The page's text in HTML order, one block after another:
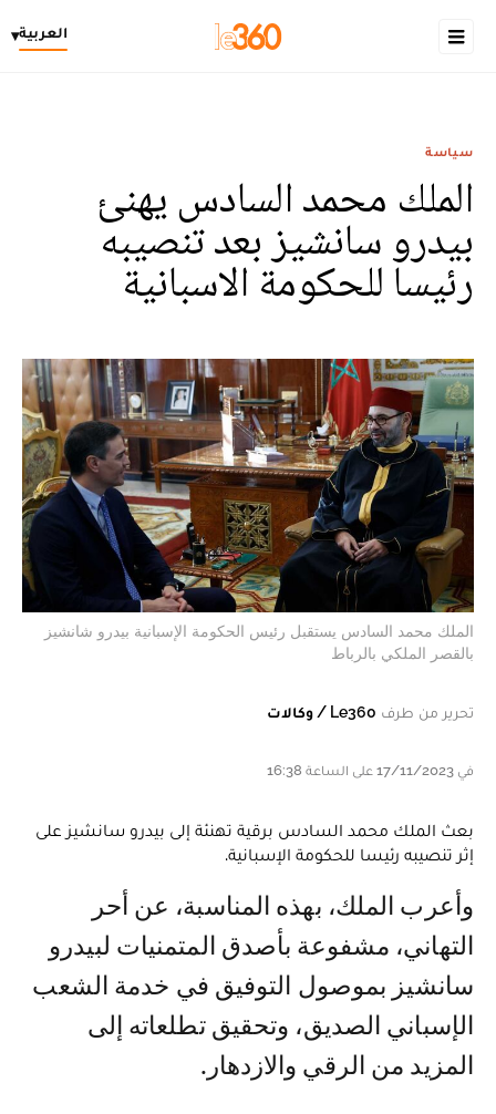
العربية▾
سياسة
الملك محمد السادس يهنئ
بيدرو سانشيز بعد تنصيبه
رئيسا للحكومة الاسبانية
الملك محمد السادس يستقبل رئيس الحكومة الإسبانية بيدرو شانشيز
بالقصر الملكي بالرباط
تحرير من طرف Le360 / وكالات
في 17/11/2023 على الساعة 16:38
بعث الملك محمد السادس برقية تهنئة إلى بيدرو سانشيز على
إثر تنصيبه رئيسا للحكومة الإسبانية.
وأعرب الملك، بهذه المناسبة، عن أحر
التهاني، مشفوعة بأصدق المتمنيات لبيدرو
سانشيز بموصول التوفيق في خدمة الشعب
الإسباني الصديق، وتحقيق تطلعاته إلى
المزيد من الرقي والازدهار.